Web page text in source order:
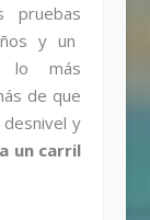
pruebas
y un
lo más
de que
y
un carril